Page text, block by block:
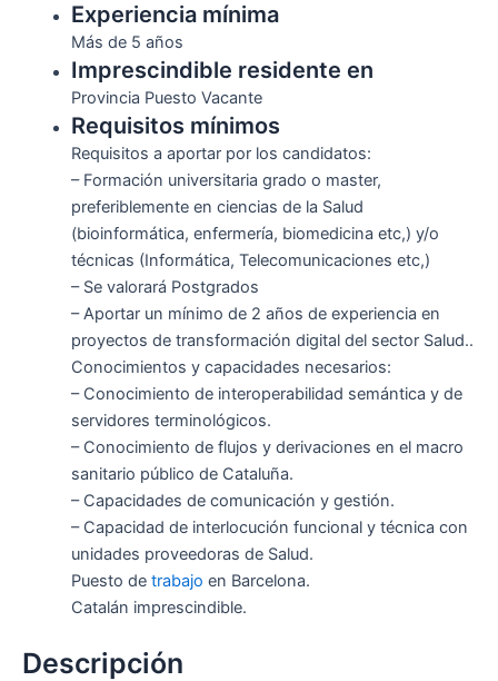
Experiencia mínima
Más de 5 años
Imprescindible residente en
Provincia Puesto Vacante
Requisitos mínimos
Requisitos a aportar por los candidatos:
– Formación universitaria grado o master,
preferiblemente en ciencias de la Salud
(bioinformática, enfermería, biomedicina etc,) y/o
técnicas (Informática, Telecomunicaciones etc,)
– Se valorará Postgrados
– Aportar un mínimo de 2 años de experiencia en
proyectos de transformación digital del sector Salud..
Conocimientos y capacidades necesarios:
– Conocimiento de interoperabilidad semántica y de
servidores terminológicos.
– Conocimiento de flujos y derivaciones en el macro
sanitario público de Cataluña.
– Capacidades de comunicación y gestión.
– Capacidad de interlocución funcional y técnica con
unidades proveedoras de Salud.
Puesto de trabajo en Barcelona.
Catalán imprescindible.
Descripción